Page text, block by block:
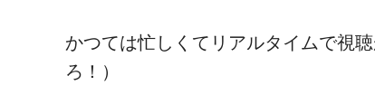
かつては忙しくてリアルタイムで視
ろ！）